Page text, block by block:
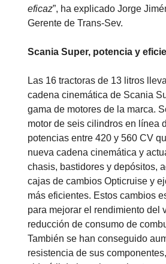
eficaz”, ha explicado Jorge
Gerente de Trans-Sev.
Scania Super, potencia y
Las 16 tractoras de 13 litros
cadena cinemática de Scania
gama de motores de la marca.
motor de seis cilindros en línea
potencias entre 420 y 560 CV
nueva cadena cinemática y
chasis, bastidores y depósitos,
cajas de cambios Opticruise y
más eficientes. Estos cambios
para mejorar el rendimiento del
reducción de consumo de
También se han conseguido
resistencia de sus